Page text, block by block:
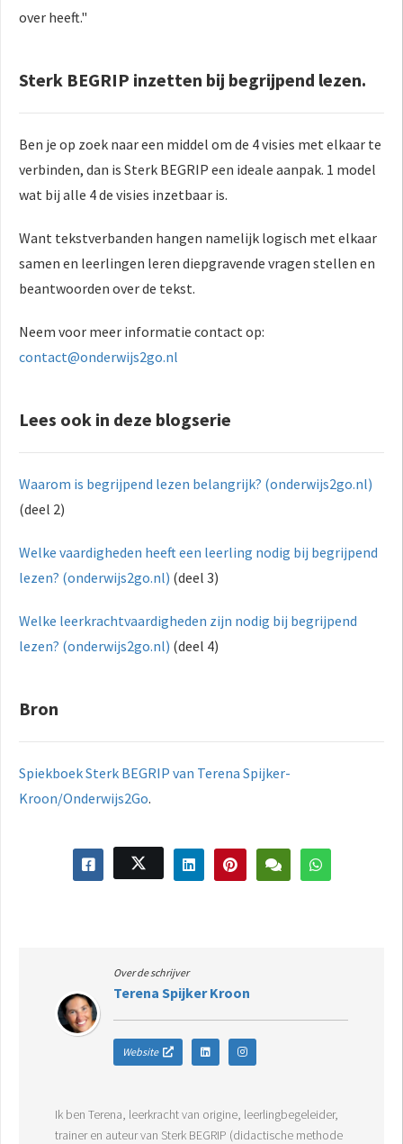
over heeft."
Sterk BEGRIP inzetten bij begrijpend lezen.
Ben je op zoek naar een middel om de 4 visies met elkaar te
verbinden, dan is Sterk BEGRIP een ideale aanpak. 1 model
wat bij alle 4 de visies inzetbaar is.
Want tekstverbanden hangen namelijk logisch met elkaar
samen en leerlingen leren diepgravende vragen stellen en
beantwoorden over de tekst.
Neem voor meer informatie contact op:
contact@onderwijs2go.nl
Lees ook in deze blogserie
Waarom is begrijpend lezen belangrijk? (onderwijs2go.nl)
(deel 2)
Welke vaardigheden heeft een leerling nodig bij begrijpend
lezen? (onderwijs2go.nl) (deel 3)
Welke leerkrachtvaardigheden zijn nodig bij begrijpend
lezen? (onderwijs2go.nl) (deel 4)
Bron
Spiekboek Sterk BEGRIP van Terena Spijker-
Kroon/Onderwijs2Go.
Over de schrijver
Terena Spijker Kroon
Website
Ik ben Terena, leerkracht van origine, leerlingbegeleider,
trainer en auteur van Sterk BEGRIP (didactische methode